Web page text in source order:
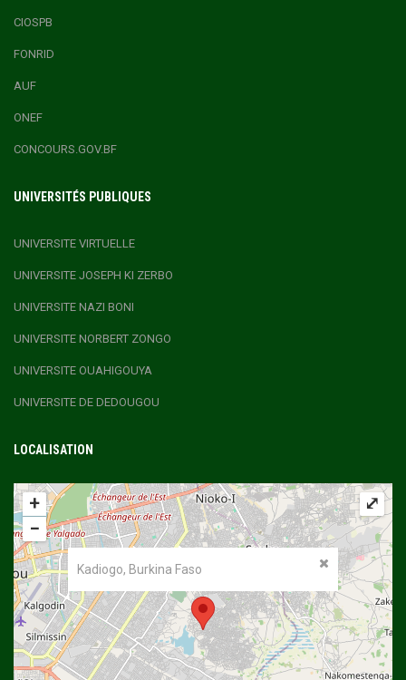
CIOSPB
FONRID
AUF
ONEF
CONCOURS.GOV.BF
UNIVERSITÉS PUBLIQUES
UNIVERSITE VIRTUELLE
UNIVERSITE JOSEPH KI ZERBO
UNIVERSITE NAZI BONI
UNIVERSITE NORBERT ZONGO
UNIVERSITE OUAHIGOUYA
UNIVERSITE DE DEDOUGOU
LOCALISATION
Kadiogo, Burkina Faso
+
−
⤢